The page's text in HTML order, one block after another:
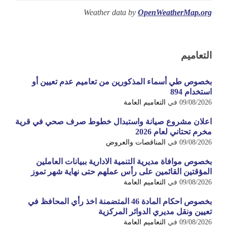
Weather data by OpenWeatherMap.org
التعاميم
بخصوص طي أسماء المذكورين من تعاميم عدم تعيين أو
استخدام 894
09/08/2026 في التعاميم العامة
اعلان مشروع صيانة واستبدال خطوط صرف صحي في قرية
مخرم تحتاني لعام 2026
09/08/2026 في المناقصات والعروض
بخصوص موافاة مديرية التنمية الادارية ببيانات العاملين
المؤقتين القائمين على رأس عملهم حتى نهاية شهر تموز
09/08/2026 في التعاميم العامة
بخصوص احكام المادة 46 المتضمنة اخذ رأي المحافظ في
تعيين ونقل مديري الدوائر المركزية
09/08/2026 في التعاميم العامة